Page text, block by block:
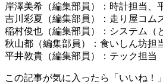
岸澤美希（編集部員）：時計担当、
吉川彩夏（編集部員）：走り屋コム
稲村俊也（編集部員）：システム（
秋山都（編集部員）：食いしん坊担
平井敦貴（編集部員）：テック担当
この記事が気に入ったら「いいね！